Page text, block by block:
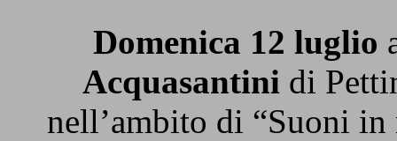
Domenica 12 luglio
Acquasantini di
nell’ambito di “Suoni